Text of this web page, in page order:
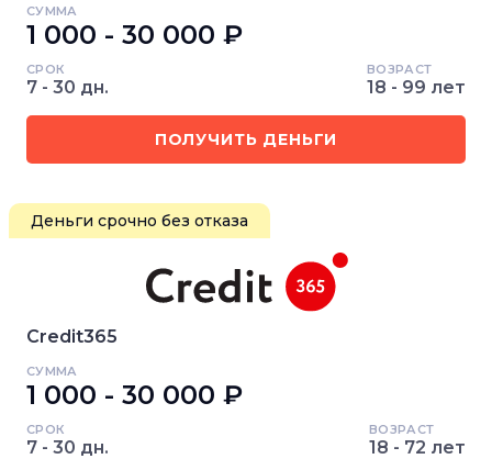
СУММА
1 000 - 30 000 ₽
СРОК
7 - 30 дн.
ВОЗРАСТ
18 - 99 лет
ПОЛУЧИТЬ ДЕНЬГИ
Деньги срочно без отказа
Credit365
СУММА
1 000 - 30 000 ₽
СРОК
7 - 30 дн.
ВОЗРАСТ
18 - 72 лет